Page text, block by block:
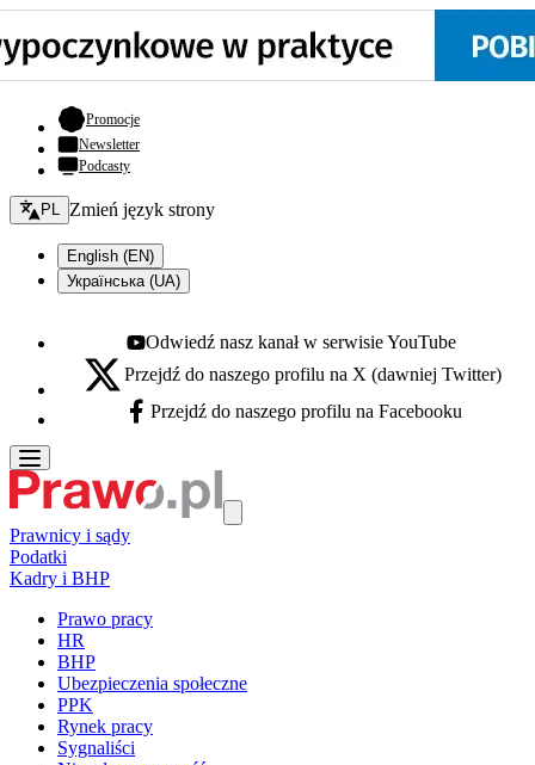
Promocje- otwiera się w nowej karcie
Newsletter
Podcasty
Zmień język - bieżący:
PL Zmień język strony
English (EN)
Українська (UA)
Youtube - otwiera się w nowej karcie
Odwiedź nasz kanał w serwisie YouTube
X - otwiera się w nowej karcie
Przejdź do naszego profilu na X (dawniej Twitter)
Facebook - otwiera się w nowej karcie
Przejdź do naszego profilu na Facebooku
Prawnicy i sądy
Podatki
Kadry i BHP
Prawo pracy
HR
BHP
Ubezpieczenia społeczne
PPK
Rynek pracy
Sygnaliści